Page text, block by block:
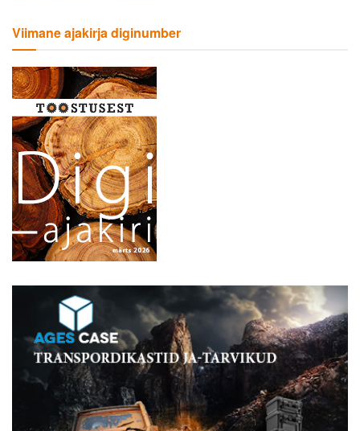
Viimane ajakirja diginumber